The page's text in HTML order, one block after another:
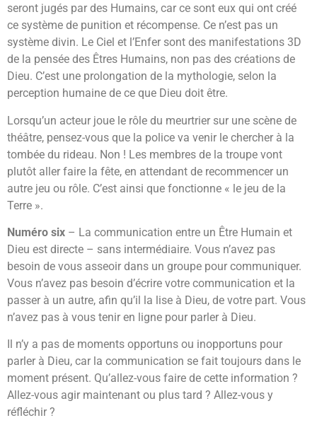
seront jugés par des Humains, car ce sont eux qui ont créé
ce système de punition et récompense. Ce n’est pas un
système divin. Le Ciel et l’Enfer sont des manifestations 3D
de la pensée des Êtres Humains, non pas des créations de
Dieu. C’est une prolongation de la mythologie, selon la
perception humaine de ce que Dieu doit être.
Lorsqu’un acteur joue le rôle du meurtrier sur une scène de
théâtre, pensez-vous que la police va venir le chercher à la
tombée du rideau. Non ! Les membres de la troupe vont
plutôt aller faire la fête, en attendant de recommencer un
autre jeu ou rôle. C’est ainsi que fonctionne « le jeu de la
Terre ».
Numéro six – La communication entre un Être Humain et
Dieu est directe – sans intermédiaire. Vous n’avez pas
besoin de vous asseoir dans un groupe pour communiquer.
Vous n’avez pas besoin d’écrire votre communication et la
passer à un autre, afin qu’il la lise à Dieu, de votre part. Vous
n’avez pas à vous tenir en ligne pour parler à Dieu.
Il n’y a pas de moments opportuns ou inopportuns pour
parler à Dieu, car la communication se fait toujours dans le
moment présent. Qu’allez-vous faire de cette information ?
Allez-vous agir maintenant ou plus tard ? Allez-vous y
réfléchir ?